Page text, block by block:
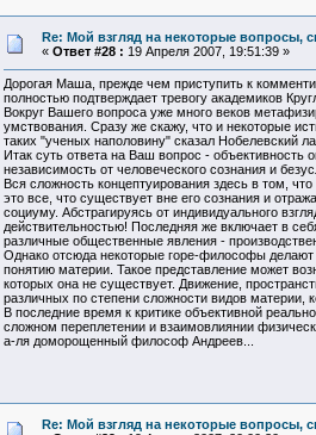
Re: Мой взгляд на некоторые вопросы,
« Ответ #28 : 19 Апреля 2007, 19:51:39 »
Дорогая Маша, прежде чем приступить к
полностью подтверждает тревогу академиков
Вокруг Вашего вопроса уже много веков
умствования. Сразу же скажу, что и некоторые
таких "ученых наполовину" сказал Нобелевский
Итак суть ответа на Ваш вопрос -
независимость от человеческого сознания и
Вся сложность концептуирования здесь в том,
это все, что существует вне его сознания и
социуму. Абстрагируясь от индивидуального
действительностью! Последняя же включает в
различные общественные явления -
Однако отсюда некоторые горе-философы делают
понятию материи. Такое представление может
которых она не существует. Движение,
различных по степени сложности видов материи,
В последние время к критике объективной
сложном переплетении и взаимовлиянии
а-ля доморощенный философ Андреев...
Re: Мой взгляд на некоторые вопросы,